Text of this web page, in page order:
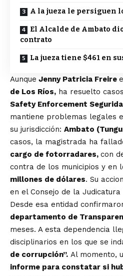
A la jueza le persiguen
El Alcalde de Ambato
contrato
La jueza tiene $461 en
Aunque Jenny Patricia Freire
de Los Ríos, ha resuelto
Safety Enforcement
mantiene problemas legales
su jurisdicción: Ambato
casos, la magistrada ha
cargo de fotorradares, con
contra de los municipios y en
millones de dólares. Su
en el Consejo de la Judicatura
Desde esa entidad
departamento de
meses. A esta dependencia
disciplinarios en los que se
de corrupción”. Al momento,
informe para constatar si